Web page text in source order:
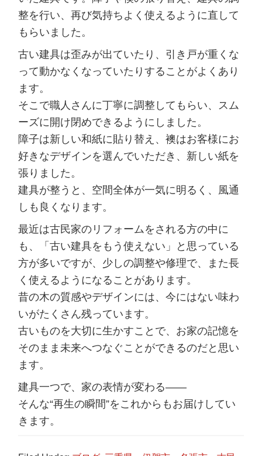
整を行い、再び気持ちよく使えるように直して
もらいました。
古い建具は歪みが出ていたり、引き戸が重くな
って動かなくなっていたりすることがよくあり
ます。
そこで職人さんに丁寧に調整してもらい、スム
ーズに開け閉めできるようにしました。
障子は新しい和紙に貼り替え、襖はお客様にお
好きなデザインを選んでいただき、新しい紙を
張りました。
建具が整うと、空間全体が一気に明るく、風通
しも良くなります。
最近は古民家のリフォームをされる方の中に
も、「古い建具をもう使えない」と思っている
方が多いですが、少しの調整や修理で、また長
く使えるようになることがあります。
昔の木の質感やデザインには、今にはない味わ
いがたくさん残っています。
古いものを大切に生かすことで、お家の記憶を
そのまま未来へつなぐことができるのだと思い
ます。
建具一つで、家の表情が変わる――
そんな“再生の瞬間”をこれからもお届けしてい
きます。